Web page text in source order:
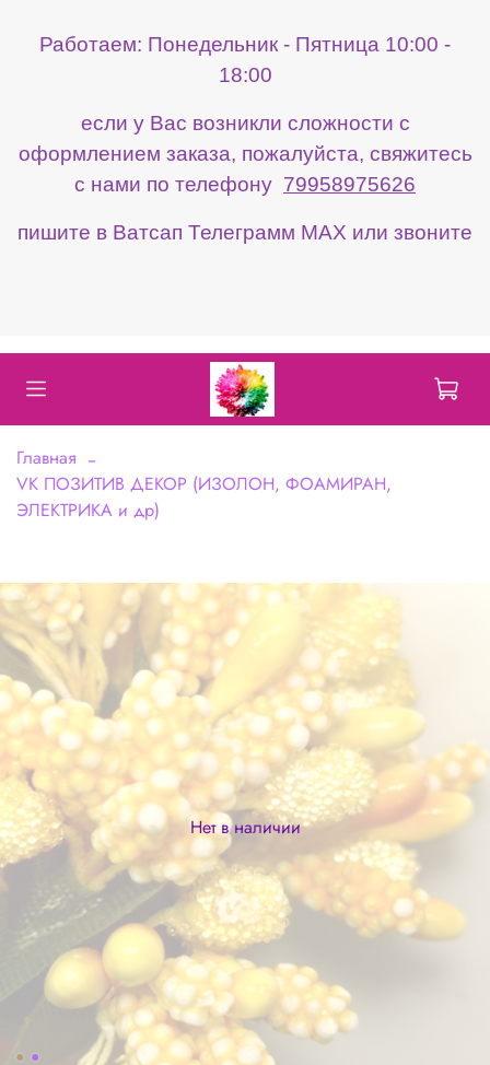
Работаем: Понедельник - Пятница 10:00 -
18:00
если у Вас возникли сложности с
оформлением заказа, пожалуйста, свяжитесь
с нами по телефону 79958975626
пишите в Ватсап Телеграмм МАХ или звоните
Главная
VK ПОЗИТИВ ДЕКОР (ИЗОЛОН, ФОАМИРАН,
ЭЛЕКТРИКА и др)
Нет в наличии